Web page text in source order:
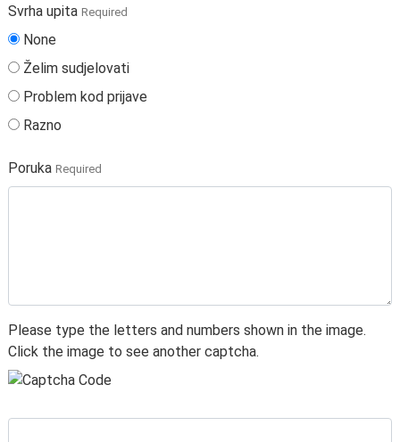
Svrha upita Required
None
Želim sudjelovati
Problem kod prijave
Razno
Poruka Required
Please type the letters and numbers shown in the image.
Click the image to see another captcha.